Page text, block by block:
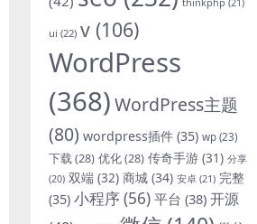
ui (22) v (106)
WordPress
(368)WordPress主题
(80) wordpress插件 (35) wp (23)
下载(28) 优化(28) 传奇手游 (31) 分享
(20) 双端 (32) 商城 (34) 安卓 (21) 完整
(35) 小程序(56) 平台 (38) 开源